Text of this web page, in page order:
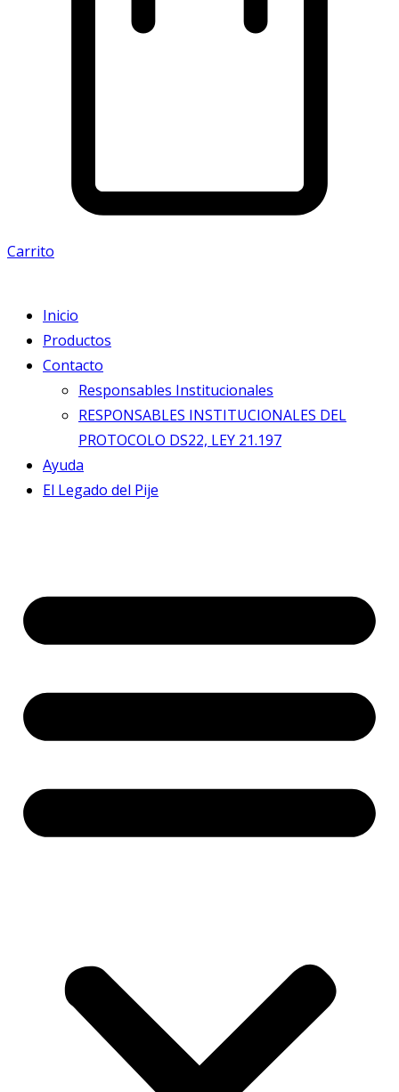
Carrito
Inicio
Productos
Contacto
Responsables Institucionales
RESPONSABLES INSTITUCIONALES DEL
PROTOCOLO DS22, LEY 21.197
Ayuda
El Legado del Pije